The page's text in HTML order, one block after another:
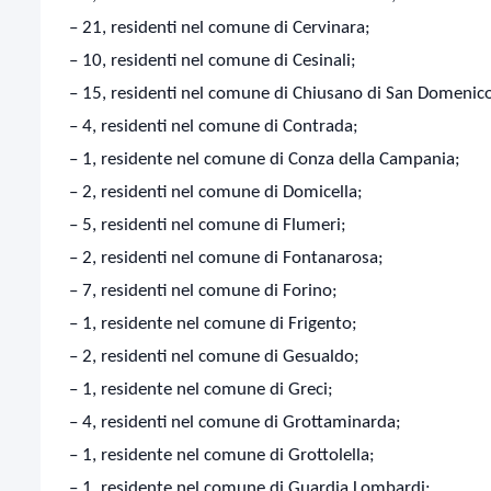
– 21, residenti nel comune di Cervinara;
– 10, residenti nel comune di Cesinali;
– 15, residenti nel comune di Chiusano di San
– 4, residenti nel comune di Contrada;
– 1, residente nel comune di Conza della Campania;
– 2, residenti nel comune di Domicella;
– 5, residenti nel comune di Flumeri;
– 2, residenti nel comune di Fontanarosa;
– 7, residenti nel comune di Forino;
– 1, residente nel comune di Frigento;
– 2, residenti nel comune di Gesualdo;
– 1, residente nel comune di Greci;
– 4, residenti nel comune di Grottaminarda;
– 1, residente nel comune di Grottolella;